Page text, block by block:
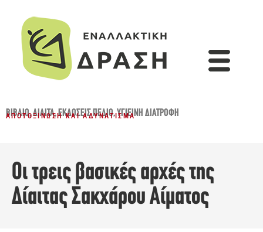
ΒΙΒΛΊΟ,ΔΙΑΙΤΑ,ΕΚΔΌΣΕΙΣ ΠΕΔΊΟ,ΥΓΙΕΙΝΉ ΔΙΑΤΡΟΦΉ
ΑΠΟΤΟΞΊΝΩΣΗ ΚΑΙ ΑΔΥΝΆΤΙΣΜΑ
Οι τρεις βασικές αρχές της
Δίαιτας Σακχάρου Αίματος